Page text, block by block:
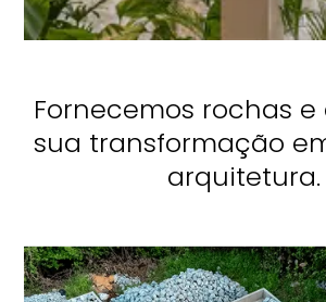
Fornecemos rochas
sua transformação
arquitetura.